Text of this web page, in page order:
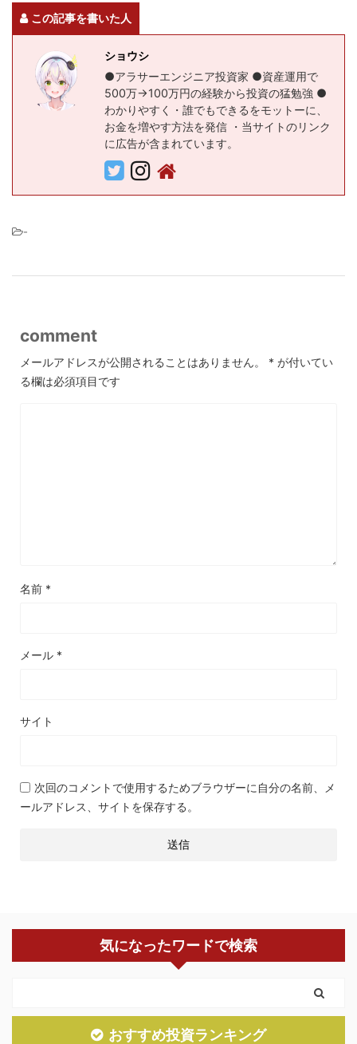
この記事を書いた人
ショウシ
●アラサーエンジニア投資家 ●資産運用で
500万→100万円の経験から投資の猛勉強 ●
わかりやすく・誰でもできるをモットーに、
お金を増やす方法を発信 ・当サイトのリンク
に広告が含まれています。
-
comment
メールアドレスが公開されることはありません。 * が付いてい
る欄は必須項目です
名前 *
メール *
サイト
次回のコメントで使用するためブラウザーに自分の名前、メ
ールアドレス、サイトを保存する。
気になったワードで検索
おすすめ投資ランキング